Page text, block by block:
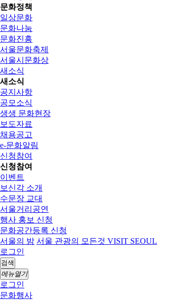
문화정책
일상문화
문화나눔
문화진흥
서울문화축제
서울시문화상
새소식
새소식
공지사항
공모소식
생생 문화현장
보도자료
채용공고
e-문화알림
신청참여
신청참여
이벤트
보신각 소개
수문장 교대
서울거리공연
행사 홍보 신청
문화공간등록 신청
서울의 밤 서울 관광의 모든것 VISIT SEOUL
로그인
검색
메뉴열기
로그인
문화행사